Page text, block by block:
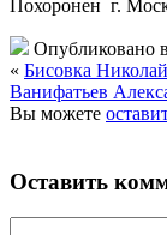
Похоронен г.
Опубликовано в
« Бисовка
Ванифатьев
Вы можете
Оставить